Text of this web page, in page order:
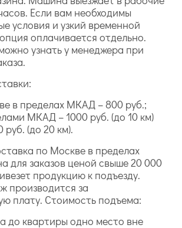
Если вам необходимы
условия и узкий временной
оплачивается отдельно.
узнать у менеджера при
в пределах МКАД – 800 руб.;
МКАД – 1000 руб. (до 10 км)
руб. (до 20 км).
по Москве в пределах
для заказов ценой свыше 20 000
продукцию к подъезду.
производится за
плату. Стоимость подъема:
до квартиры одно место вне